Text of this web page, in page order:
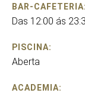
BAR-CAFETERIA:
Das 12:00 ás
PISCINA:
Aberta
ACADEMIA: